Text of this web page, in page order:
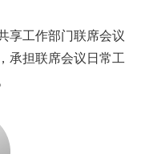
工作部门联席会议
承担联席会议日常工